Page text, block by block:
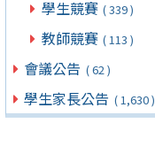
學生競賽 ( 339 )
教師競賽 ( 113 )
會議公告 ( 62 )
學生家長公告 ( 1,630 )